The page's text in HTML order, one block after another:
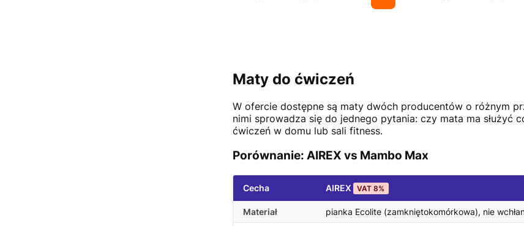
Maty do ćwiczeń
W ofercie dostępne są maty dwóch producentów o różnym
nimi sprowadza się do jednego pytania: czy mata ma służyć
ćwiczeń w domu lub sali fitness.
Porównanie: AIREX vs Mambo Max
Cecha AIREX VAT 8%
Materiał pianka Ecolite (zamkniętokomórkowa), nie